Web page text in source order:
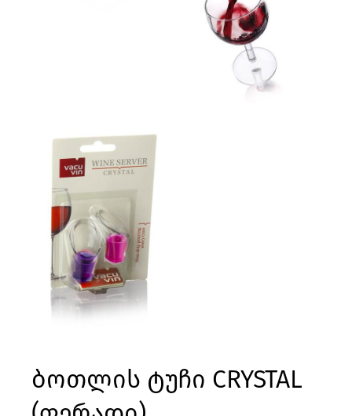
ბოთლის ტუჩი CRYSTAL